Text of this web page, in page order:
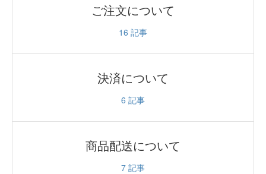
ご注文について
16 記事
決済について
6 記事
商品配送について
7 記事